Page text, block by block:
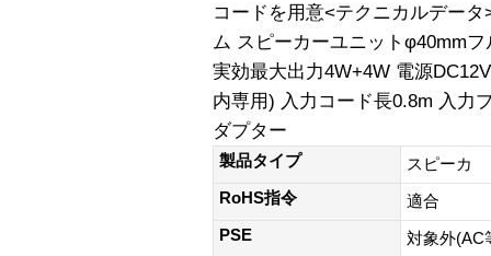
コードを用意<テクニカルデー
ム スピーカーユニットφ40mm
実効最大出力4W+4W 電源
内専用) 入力コード長0.8m 入力
ダプター
製品タイプ
スピーカ
RoHS指令
適合
PSE
対象外(AC